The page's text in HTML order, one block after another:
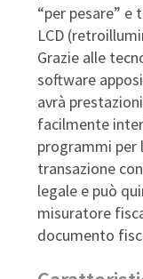
“per pesare”
LCD
Grazie alle
software
avrà
facilmente
programmi per
transazione
legale e può
misuratore
documento